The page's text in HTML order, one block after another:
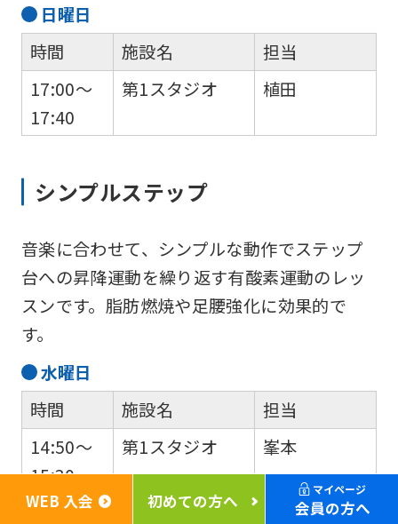
日曜日
時間
17:00～
17:40
施設名
第1スタジオ
担当
植田
シンプルステップ
音楽に合わせて、シンプルな動作でステップ
台への昇降運動を繰り返す有酸素運動のレッ
スンです。脂肪燃焼や足腰強化に効果的で
す。
水曜日
時間
14:50～
15:30
施設名
第1スタジオ
担当
峯本
WEB 入会 初めての方へ
マイページ
会員の方へ